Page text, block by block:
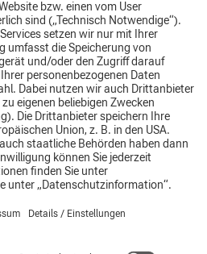
mit allen erforderlichen Mitteln zu
oder Minimierung der
des Käufers hinsichtlich Zölle
mit Zöllen und
Fragen und
Lieferant mit unserer Zollabteilung
in Verbindung zu setzen.
den Warenbegleitpapieren
deutscher oder englischer Sprache
beizufügen. Jede Abweichung
schriftlicher Zustimmung
von zollpflichtigen Lieferungen